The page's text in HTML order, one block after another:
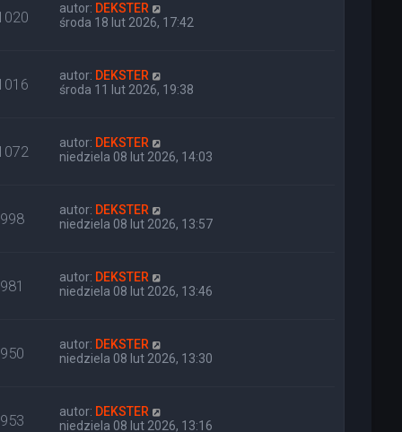
autor: DEKSTER
środa 18 lut 2026, 17:42
autor: DEKSTER
środa 11 lut 2026, 19:38
autor: DEKSTER
niedziela 08 lut 2026, 14:03
998 autor: DEKSTER
niedziela 08 lut 2026, 13:57
981 autor: DEKSTER
niedziela 08 lut 2026, 13:46
950 autor: DEKSTER
niedziela 08 lut 2026, 13:30
953 autor: DEKSTER
niedziela 08 lut 2026, 13:16